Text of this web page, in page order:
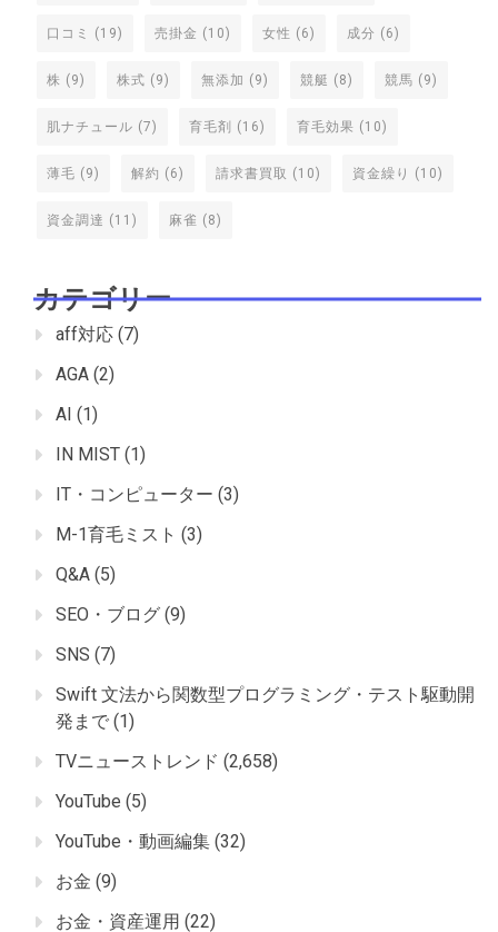
口コミ (19) 売掛金 (10) 女性 (6) 成分 (6)
株 (9) 株式 (9) 無添加 (9) 競艇 (8) 競馬 (9)
肌ナチュール (7) 育毛剤 (16) 育毛効果 (10)
薄毛 (9) 解約 (6) 請求書買取 (10) 資金繰り (10)
資金調達 (11) 麻雀 (8)
カテゴリー
aff対応 (7)
AGA (2)
AI (1)
IN MIST (1)
IT・コンピューター (3)
M-1育毛ミスト (3)
Q&A (5)
SEO・ブログ (9)
SNS (7)
Swift 文法から関数型プログラミング・テスト駆動開
発まで (1)
TVニューストレンド (2,658)
YouTube (5)
YouTube・動画編集 (32)
お金 (9)
お金・資産運用 (22)